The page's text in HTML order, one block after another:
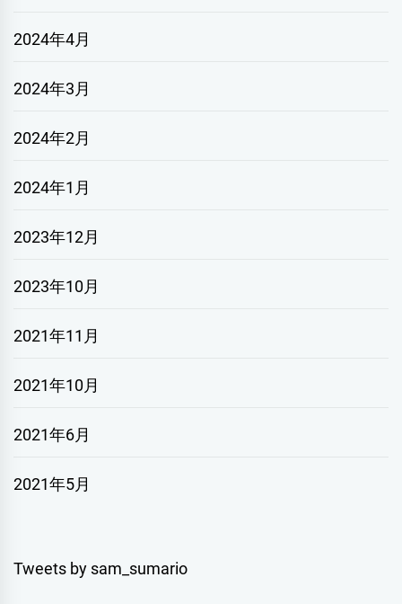
2024年4月
2024年3月
2024年2月
2024年1月
2023年12月
2023年10月
2021年11月
2021年10月
2021年6月
2021年5月
Tweets by sam_sumario